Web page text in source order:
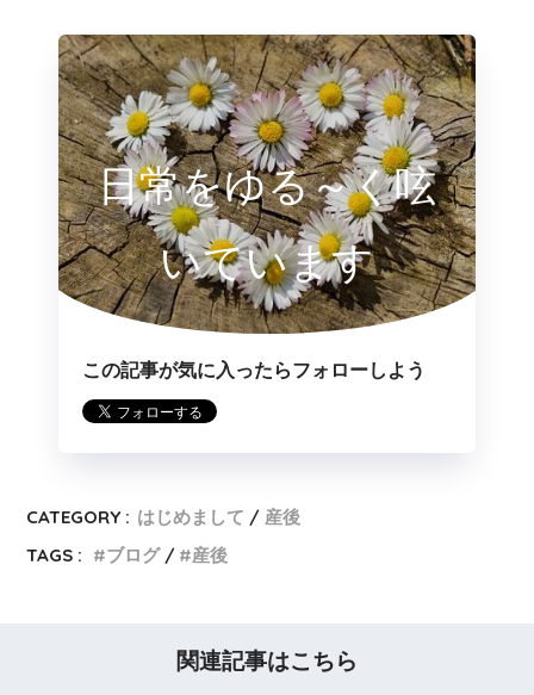
日常をゆる～く呟
いています
この記事が気に入ったらフォローしよう
CATEGORY : はじめまして
産後
TAGS :
ブログ 産後
関連記事はこちら